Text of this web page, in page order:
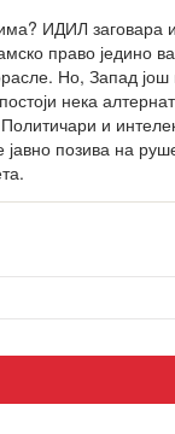
ИДИЛ заговара
право једино
Но, Запад још
нека
и
јавно позива на